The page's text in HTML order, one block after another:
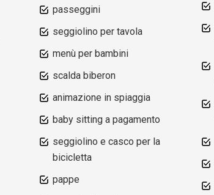
passeggini
seggiolino per tavola
menù per bambini
scalda biberon
animazione in spiaggia
baby sitting a pagamento
seggiolino e casco per la
bicicletta
pappe